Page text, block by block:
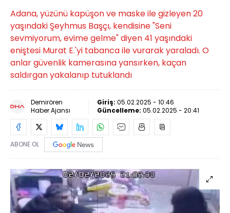
Adana, yüzünü kapüşon ve maske ile gizleyen 20
yaşındaki Şeyhmus Başçı, kendisine "Seni
sevmiyorum, evime gelme" diyen 41 yaşındaki
eniştesi Murat E.'yi tabanca ile vurarak yaraladı. O
anlar güvenlik kamerasına yansırken, kaçan
saldırgan yakalanıp tutuklandı
Demirören
Haber Ajansı
Giriş: 05.02.2025 - 10:46
Güncelleme: 05.02.2025 - 20:41
ABONE OL